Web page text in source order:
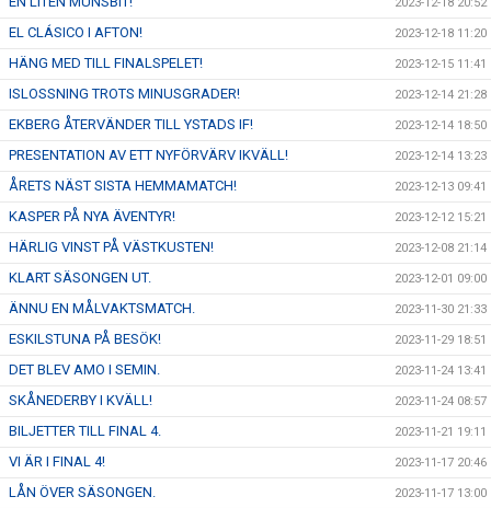
EL CLÁSICO I AFTON! 2023-12-18 11:20
HÄNG MED TILL FINALSPELET! 2023-12-15 11:41
ISLOSSNING TROTS MINUSGRADER! 2023-12-14 21:28
EKBERG ÅTERVÄNDER TILL YSTADS IF! 2023-12-14 18:50
PRESENTATION AV ETT NYFÖRVÄRV IKVÄLL! 2023-12-14 13:23
ÅRETS NÄST SISTA HEMMAMATCH! 2023-12-13 09:41
KASPER PÅ NYA ÄVENTYR! 2023-12-12 15:21
HÄRLIG VINST PÅ VÄSTKUSTEN! 2023-12-08 21:14
KLART SÄSONGEN UT. 2023-12-01 09:00
ÄNNU EN MÅLVAKTSMATCH. 2023-11-30 21:33
ESKILSTUNA PÅ BESÖK! 2023-11-29 18:51
DET BLEV AMO I SEMIN. 2023-11-24 13:41
SKÅNEDERBY I KVÄLL! 2023-11-24 08:57
BILJETTER TILL FINAL 4. 2023-11-21 19:11
VI ÄR I FINAL 4! 2023-11-17 20:46
LÅN ÖVER SÄSONGEN. 2023-11-17 13:00